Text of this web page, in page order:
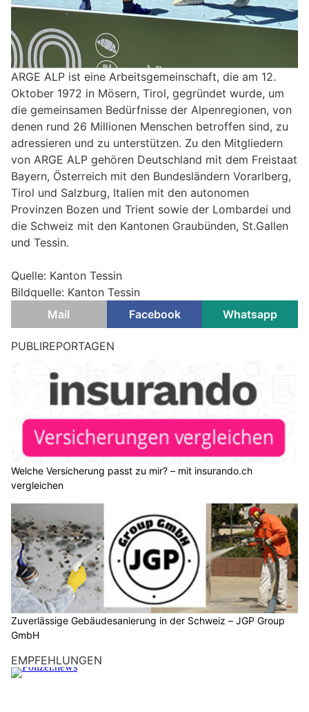
ARGE ALP ist eine Arbeitsgemeinschaft, die am 12.
Oktober 1972 in Mösern, Tirol, gegründet wurde, um
die gemeinsamen Bedürfnisse der Alpenregionen, von
denen rund 26 Millionen Menschen betroffen sind, zu
adressieren und zu unterstützen. Zu den Mitgliedern
von ARGE ALP gehören Deutschland mit dem Freistaat
Bayern, Österreich mit den Bundesländern Vorarlberg,
Tirol und Salzburg, Italien mit den autonomen
Provinzen Bozen und Trient sowie der Lombardei und
die Schweiz mit den Kantonen Graubünden, St.Gallen
und Tessin.
Quelle: Kanton Tessin
Bildquelle: Kanton Tessin
Mail
Facebook Whatsapp
PUBLIREPORTAGEN
Welche Versicherung passt zu mir? – mit insurando.ch
vergleichen
Zuverlässige Gebäudesanierung in der Schweiz – JGP Group
GmbH
EMPFEHLUNGEN